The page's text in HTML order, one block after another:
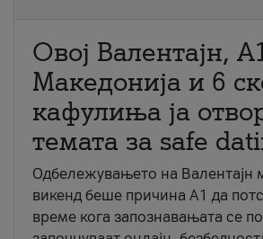
Овој Валентајн,
Македонија и 6
кафулиња ја
темата за safe
Одбележувањето на Валентајн
викенд беше причина А1 да
време кога запознавањата се